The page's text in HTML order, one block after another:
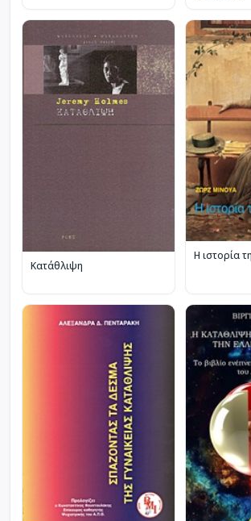
Κατάθλιψη
Η ιστορία